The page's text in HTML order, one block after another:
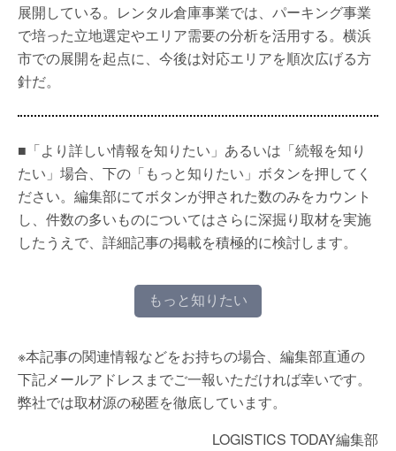
展開している。レンタル倉庫事業では、パーキング事業
で培った立地選定やエリア需要の分析を活用する。横浜
市での展開を起点に、今後は対応エリアを順次広げる方
針だ。
■「より詳しい情報を知りたい」あるいは「続報を知り
たい」場合、下の「もっと知りたい」ボタンを押してく
ださい。編集部にてボタンが押された数のみをカウント
し、件数の多いものについてはさらに深掘り取材を実施
したうえで、詳細記事の掲載を積極的に検討します。
もっと知りたい
※本記事の関連情報などをお持ちの場合、編集部直通の
下記メールアドレスまでご一報いただければ幸いです。
弊社では取材源の秘匿を徹底しています。
LOGISTICS TODAY編集部